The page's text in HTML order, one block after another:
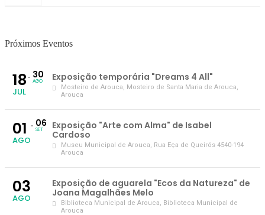
Próximos Eventos
18
JUL
30
AGO Exposição temporária "Dreams 4 All"
Mosteiro de Arouca, Mosteiro de Santa Maria de Arouca,
Arouca
01
AGO
06
SET
Exposição "Arte com Alma" de Isabel
Cardoso
Museu Municipal de Arouca, Rua Eça de Queirós 4540-194
Arouca
03
AGO
Exposição de aguarela "Ecos da Natureza" de
Joana Magalhães Melo
Biblioteca Municipal de Arouca, Biblioteca Municipal de
Arouca